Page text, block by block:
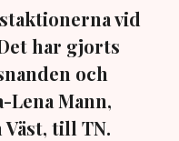
vid
har gjorts
och
Lena Mann,
till TN.